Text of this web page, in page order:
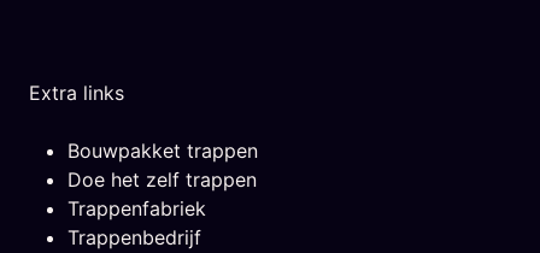
Extra links
Bouwpakket trappen
Doe het zelf trappen
Trappenfabriek
Trappenbedrijf